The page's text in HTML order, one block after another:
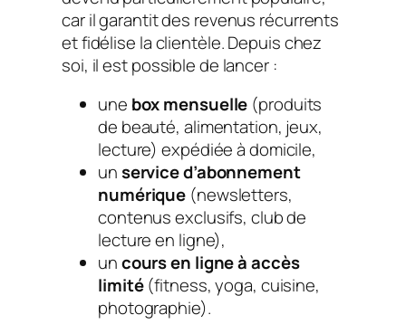
car il garantit des revenus récurrents
et fidélise la clientèle. Depuis chez
soi, il est possible de lancer :
une box mensuelle (produits
de beauté, alimentation, jeux,
lecture) expédiée à domicile,
unservice d’abonnement
numérique (newsletters,
contenus exclusifs, club de
lecture en ligne),
uncours en ligne à accès
limité(fitness, yoga, cuisine,
photographie).